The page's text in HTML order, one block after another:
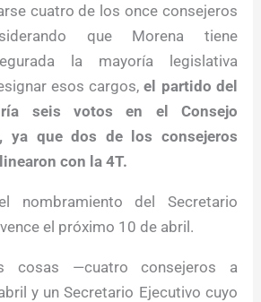
cuatro de los once consejeros
que Morena tiene
la mayoría legislativa
esos cargos, el partido del
seis votos en el Consejo
ya que dos de los consejeros
con la 4T.
nombramiento del Secretario
el próximo 10 de abril.
cosas —cuatro consejeros a
y un Secretario Ejecutivo cuyo